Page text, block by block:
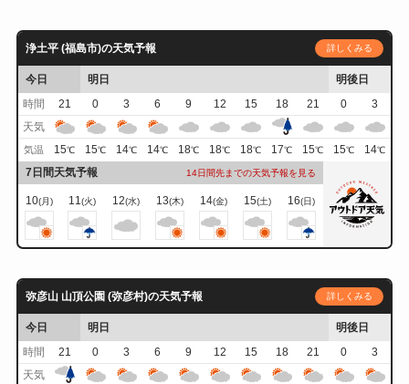
浄土平 (福島市)の天気予報 詳しくみる
今日 明日
明後日
時間
21 0 3 6 9 12 15 18 21 0
3
天気
気温 15℃ 15℃ 14℃ 14℃ 18℃ 18℃ 18℃ 17℃ 15℃ 15℃ 14℃
7日間天気予報 14日間先までの天気予報を見る
10(月) 11(火) 12(水) 13(木) 14(金) 15(土) 16(日)
弥彦山 山頂公園 (弥彦村)の天気予報 詳しくみる
今日 明日
明後日
時間
21 0 3 6 9 12 15 18 21 0
3
天気